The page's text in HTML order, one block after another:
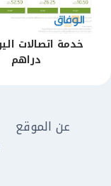
دراهم
عن الموقع